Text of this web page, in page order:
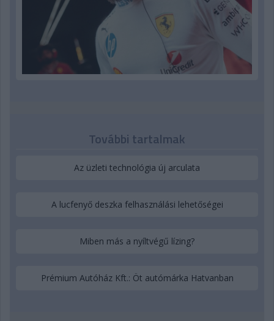
További tartalmak
Az üzleti technológia új arculata
A lucfenyő deszka felhasználási lehetőségei
Miben más a nyíltvégű lízing?
Prémium Autóház Kft.: Öt autómárka Hatvanban